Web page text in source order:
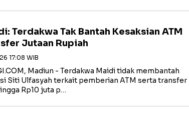
Terdakwa Tak Bantah Kesaksian ATM
Jutaan Rupiah
17:08 WIB
Madiun - Terdakwa Maidi tidak membantah
Siti Ulfasyah terkait pemberian ATM serta transfer
Rp10 juta p…